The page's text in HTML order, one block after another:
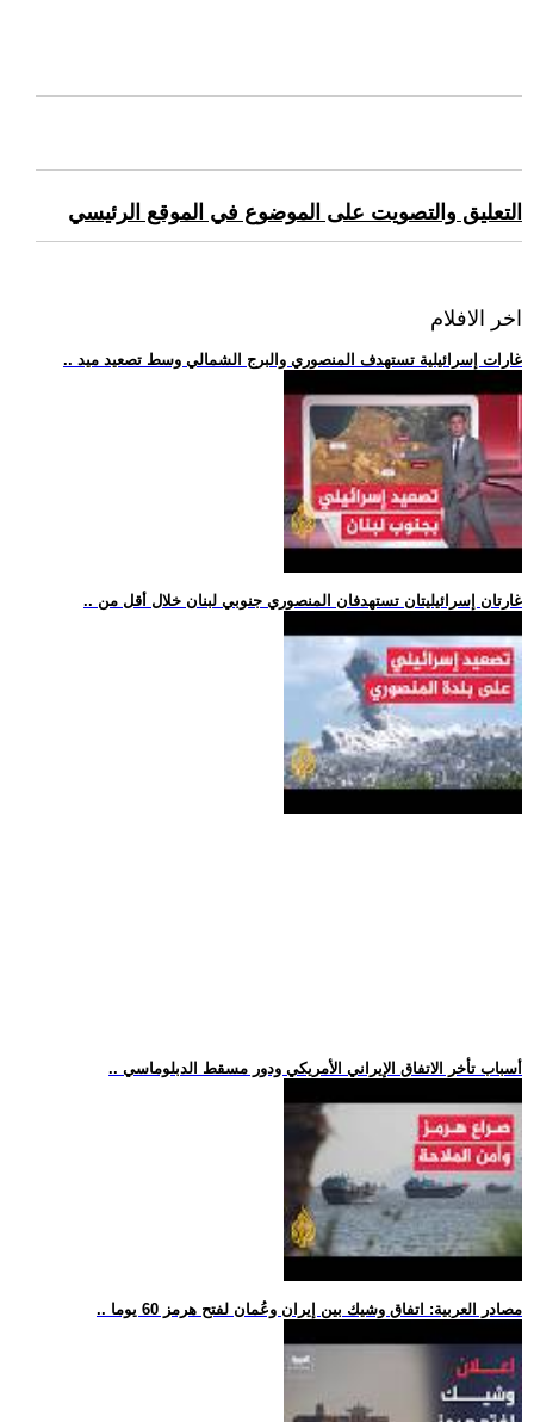
التعليق والتصويت على الموضوع في الموقع الرئيسي
اخر الافلام
.. غارات إسرائيلية تستهدف المنصوري والبرج الشمالي وسط تصعيد ميد
.. غارتان إسرائيليتان تستهدفان المنصوري جنوبي لبنان خلال أقل من
.. أسباب تأخر الاتفاق الإيراني الأمريكي ودور مسقط الدبلوماسي
.. مصادر العربية: اتفاق وشيك بين إيران وعُمان لفتح هرمز 60 يوما